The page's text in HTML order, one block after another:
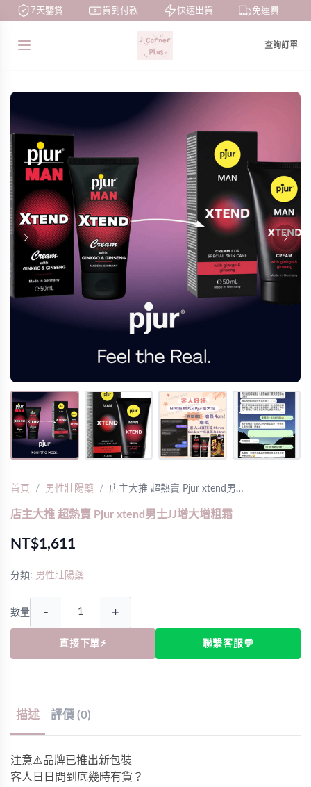
7天鑒賞 貨到付款 快速出貨 免運費
查詢訂單
首頁 男性壯陽藥 店主大推 超熱賣 Pjur xtend男…
店主大推 超熱賣 Pjur xtend男士JJ增大增粗霜
NT$1,611
分類: 男性壯陽藥
數量 - +
直接下單⚡ 聯繫客服💬
描述 評價 (0)
注意⚠️品牌已推出新包裝
客人日日問到底幾時有貨？